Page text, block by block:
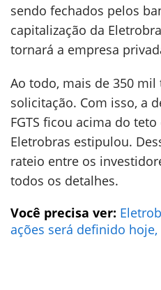
sendo fechados pelos
capitalização da
tornará a empresa
Ao todo, mais de 350
solicitação. Com isso, a
FGTS ficou acima do
Eletrobras estipulou.
rateio entre os
todos os detalhes.
Você precisa ver:
ações será definido hoje,